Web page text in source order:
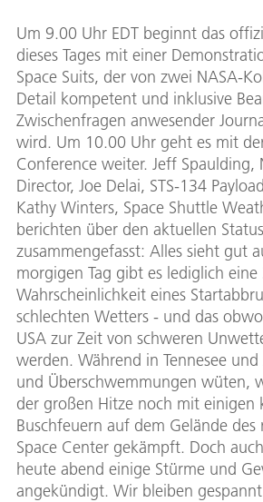
Um 9.00 Uhr EDT beginnt das
dieses Tages mit einer
Space Suits, der von zwei NASA-
Detail kompetent und inklusive
Zwischenfragen anwesender
wird. Um 10.00 Uhr geht es mit
Conference weiter. Jeff Spaulding,
Director, Joe Delai, STS-134
Kathy Winters, Space Shuttle
berichten über den aktuellen
zusammengefasst: Alles sieht gut
morgigen Tag gibt es lediglich
Wahrscheinlichkeit eines
schlechten Wetters - und das
USA zur Zeit von schweren
werden. Während in Tennesee
und Überschwemmungen wüten,
der großen Hitze noch mit einigen
Buschfeuern auf dem Gelände des
Space Center gekämpft. Doch
heute abend einige Stürme und
angekündigt. Wir bleiben